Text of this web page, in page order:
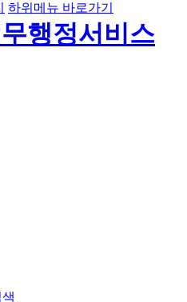
하위메뉴 바로가기